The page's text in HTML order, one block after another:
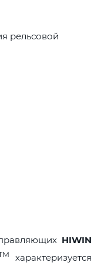
рельсовой
HIWIN
характеризуется